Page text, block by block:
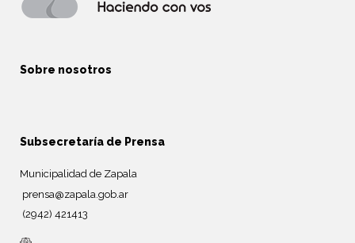
Sobre nosotros
Subsecretaría de Prensa
Municipalidad de Zapala
prensa@zapala.gob.ar
(2942) 421413